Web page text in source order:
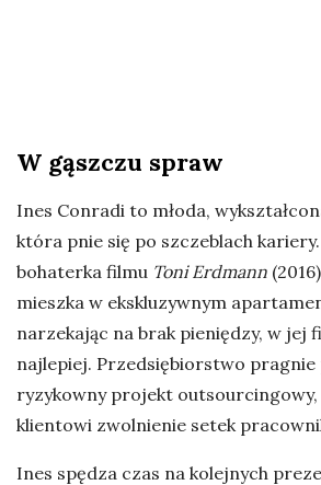
W gąszczu spraw
Ines Conradi to młoda,
która pnie się po szczeblach
bohaterka filmu Toni Erdmann
mieszka w ekskluzywnym
narzekając na brak pieniędzy, w jej
najlepiej. Przedsiębiorstwo
ryzykowny projekt
klientowi zwolnienie setek
Ines spędza czas na kolejnych